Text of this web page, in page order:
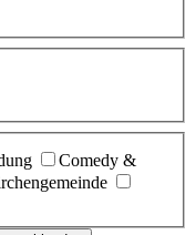
Comedy &